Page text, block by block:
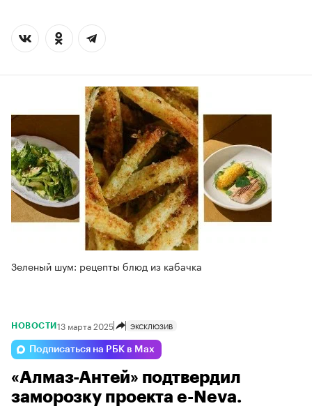
Зеленый шум: рецепты блюд из кабачка
НОВОСТИ 13 марта 2025 ЭКСКЛЮЗИВ
Подписаться на РБК в Max
«Алмаз-Антей» подтвердил
заморозку проекта e-Neva.